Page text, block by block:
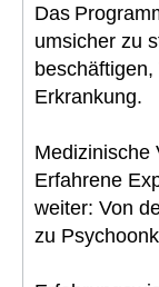
Das
umsicher zu
Erkrankung.
Medizinische
Erfahrene
weiter: Von
zu